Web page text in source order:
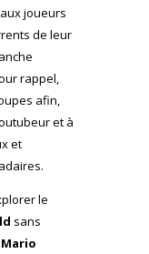
joueurs
de leur
rappel,
afin,
et à
et
le
sans
Mario